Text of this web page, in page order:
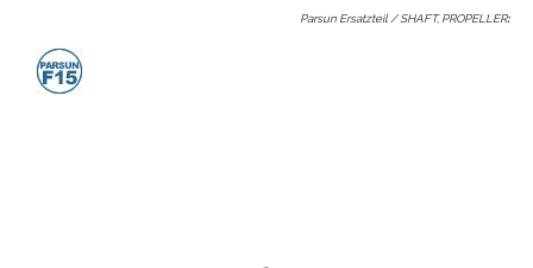
Parsun Ersatzteil / SHAFT, PROPELLER: